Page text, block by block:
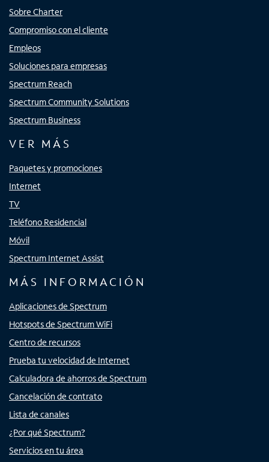
Sobre Charter
Compromiso con el cliente
Empleos
Soluciones para empresas
Spectrum Reach
Spectrum Community Solutions
Spectrum Business
VER MÁS
Paquetes y promociones
Internet
TV
Teléfono Residencial
Móvil
Spectrum Internet Assist
MÁS INFORMACIÓN
Aplicaciones de Spectrum
Hotspots de Spectrum WiFi
Centro de recursos
Prueba tu velocidad de Internet
Calculadora de ahorros de Spectrum
Cancelación de contrato
Lista de canales
¿Por qué Spectrum?
Servicios en tu área